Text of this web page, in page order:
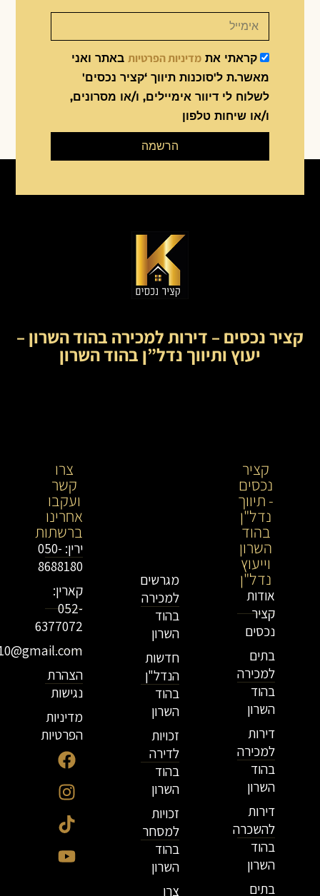
קראתי את מדיניות הפרטיות באתר ואני
מאשר.ת ל'סוכנות תיווך ‘קציר נכסים'
לשלוח לי דיוור אימיילים, ו/או מסרונים,
ו/או שיחות טלפון
הרשמה
קציר נכסים – דירות למכירה בהוד השרון –
יעוץ ותיווך נדל”ן בהוד השרון
קציר
נכסים
- תיווך
נדל"ן
בהוד
השרון
וייעוץ
נדל"ן
אודות
קציר
נכסים
בתים
למכירה
בהוד
השרון
דירות
למכירה
בהוד
השרון
דירות
להשכרה
בהוד
השרון
בתים
מגרשים
למכירה
בהוד
השרון
חדשות
הנדל"ן
בהוד
השרון
זכויות
לדירה
בהוד
השרון
זכויות
למסחר
בהוד
השרון
צרו
צרו
קשר
ועקבו
אחרינו
ברשתות
ירין: 050-
8688180
קארין:
052-
6377072
הצהרת
נגישות
מדיניות
הפרטיות